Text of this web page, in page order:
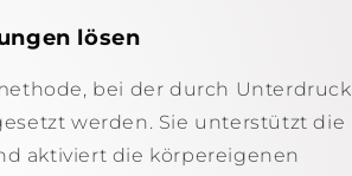
lösen
bei der durch Unterdruck
werden. Sie unterstützt die
aktiviert die körpereigenen